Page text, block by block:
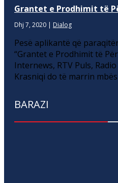
Grantet e Prodhimit të
Dhj 7, 2020 | Dialog
Pesë aplikantë që
“Grantet e Prodhimit të
Internews, RTV Puls,
Krasniqi do të marrin
BARAZI